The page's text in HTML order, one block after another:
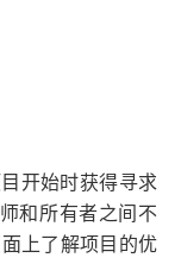
开始时获得寻求
和所有者之间不
上了解项目的优